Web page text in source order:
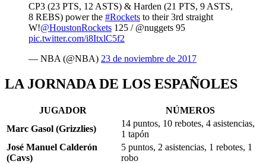
CP3 (23 PTS, 12 ASTS) & Harden (21 PTS, 9 ASTS,
8 REBS) power the #Rockets to their 3rd straight
W!@HoustonRockets 125 / @nuggets 95
pic.twitter.com/i8ItxlC5f2
— NBA (@NBA) 23 de noviembre de 2017
LA JORNADA DE LOS ESPAÑOLES
JUGADOR
NÚMEROS
Marc Gasol (Grizzlies)
14 puntos, 10 rebotes, 4 asistencias,
1 tapón
José Manuel Calderón
(Cavs)
5 puntos, 2 asistencias, 1 rebotes, 1
robo